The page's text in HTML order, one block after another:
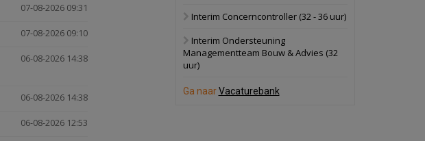
07-08-2026 09:31
07-08-2026 09:10
06-08-2026 14:38
06-08-2026 14:38
06-08-2026 12:53
politiebureau
17 september 2026
Voormalig
Interim Concerncontroller (32 - 36 uur)
Interim Ondersteuning
Managementteam Bouw & Advies (32
uur)
Ga naarVacaturebank